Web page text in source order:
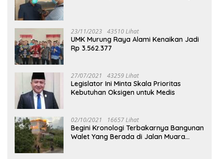
23/11/2023 43510 Lihat
UMK Murung Raya Alami Kenaikan Jadi
Rp 3.562.377
27/07/2021 43259 Lihat
Legislator Ini Minta Skala Prioritas
Kebutuhan Oksigen untuk Medis
02/10/2021 16657 Lihat
Begini Kronologi Terbakarnya Bangunan
Walet Yang Berada di Jalan Muara